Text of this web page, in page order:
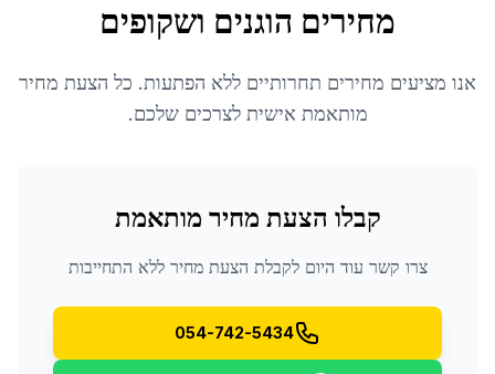
מחירים הוגנים ושקופים
אנו מציעים מחירים תחרותיים ללא הפתעות. כל הצעת מחיר
מותאמת אישית לצרכים שלכם.
קבלו הצעת מחיר מותאמת
צרו קשר עוד היום לקבלת הצעת מחיר ללא התחייבות
054-742-5434